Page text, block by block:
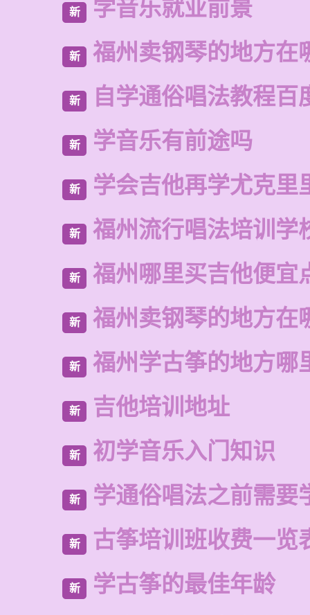
新 学音乐就业前景
新 福州卖钢琴的地方在
新 自学通俗唱法教程百
新 学音乐有前途吗
新 学会吉他再学尤克里
新 福州流行唱法培训学
新 福州哪里买吉他便宜
新 福州卖钢琴的地方在
新 福州学古筝的地方哪
新 吉他培训地址
新 初学音乐入门知识
新 学通俗唱法之前需要
新 古筝培训班收费一览
新 学古筝的最佳年龄